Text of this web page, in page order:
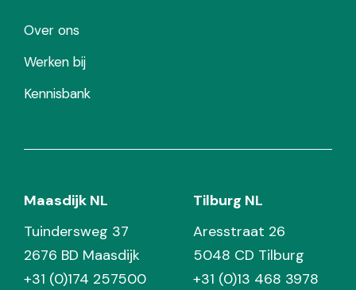
Over ons
Werken bij
Kennisbank
Maasdijk NL
Tuindersweg 37
2676 BD Maasdijk
+31 (0)174 257500
Tilburg NL
Aresstraat 26
5048 CD Tilburg
+31 (0)13 468 3978